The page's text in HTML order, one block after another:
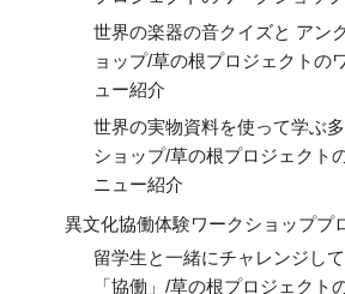
世界の楽器の音クイズと アン
ョップ/草の根プロジェクトの
ュー紹介
世界の実物資料を使って学ぶ
ショップ/草の根プロジェクト
ニュー紹介
異文化協働体験ワークショッププ
留学生と一緒にチャレンジし
「協働」/草の根プロジェクト